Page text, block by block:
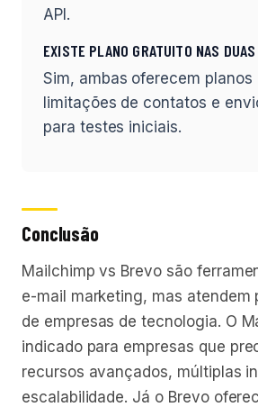
API.
EXISTE PLANO GRATUITO NAS
Sim, ambas oferecem
limitações de contatos e
para testes iniciais.
Conclusão
Mailchimp vs Brevo são
e-mail marketing, mas atendem
de empresas de tecnologia. O
indicado para empresas que
recursos avançados, múltiplas
escalabilidade. Já o Brevo